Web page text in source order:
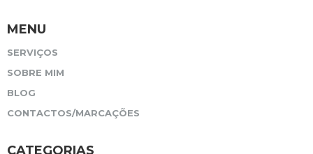
MENU
SERVIÇOS
SOBRE MIM
BLOG
CONTACTOS/MARCAÇÕES
CATEGORIAS